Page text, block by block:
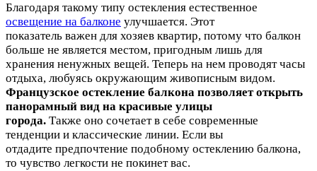
Благодаря такому типу остекления естественное
освещение на балконе улучшается. Этот
показатель важен для хозяев квартир, потому что балкон
больше не является местом, пригодным лишь для
хранения ненужных вещей. Теперь на нем проводят часы
отдыха, любуясь окружающим живописным видом.
Французское остекление балкона позволяет открыть
панорамный вид на красивые улицы
города. Также оно сочетает в себе современные
тенденции и классические линии. Если вы
отдадите предпочтение подобному остеклению балкона,
то чувство легкости не покинет вас.